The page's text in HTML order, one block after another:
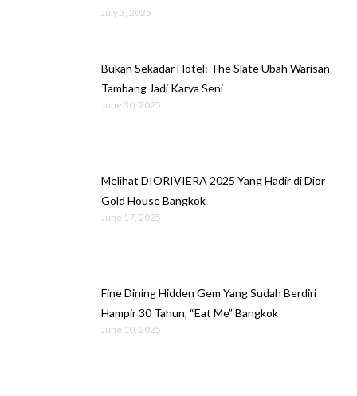
July 3, 2025
Bukan Sekadar Hotel: The Slate Ubah Warisan
Tambang Jadi Karya Seni
June 30, 2025
Melihat DIORIVIERA 2025 Yang Hadir di Dior
Gold House Bangkok
June 17, 2025
Fine Dining Hidden Gem Yang Sudah Berdiri
Hampir 30 Tahun, “Eat Me” Bangkok
June 10, 2025